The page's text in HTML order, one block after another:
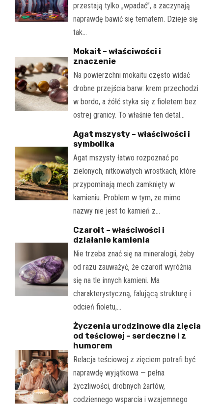
przestają tylko „wpadać”, a zaczynają
naprawdę bawić się tematem. Dzieje się
tak…
Mokait – właściwości i
znaczenie
Na powierzchni mokaitu często widać
drobne przejścia barw: krem przechodzi
w bordo, a żółć styka się z fioletem bez
ostrej granicy. To właśnie ten detal…
Agat mszysty – właściwości i
symbolika
Agat mszysty łatwo rozpoznać po
zielonych, nitkowatych wrostkach, które
przypominają mech zamknięty w
kamieniu. Problem w tym, że mimo
nazwy nie jest to kamień z…
Czaroit – właściwości i
działanie kamienia
Nie trzeba znać się na mineralogii, żeby
od razu zauważyć, że czaroit wyróżnia
się na tle innych kamieni. Ma
charakterystyczną, falującą strukturę i
odcień fioletu,…
Życzenia urodzinowe dla zięcia
od teściowej – serdeczne i z
humorem
Relacja teściowej z zięciem potrafi być
naprawdę wyjątkowa — pełna
życzliwości, drobnych żartów,
codziennego wsparcia i wzajemnego